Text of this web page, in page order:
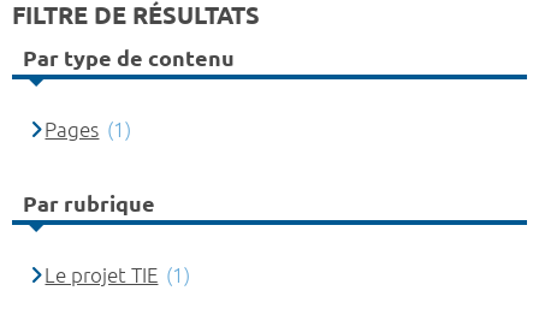
FILTRE DE RÉSULTATS
Par type de contenu
Pages (1)
Par rubrique
Le projet TIE (1)